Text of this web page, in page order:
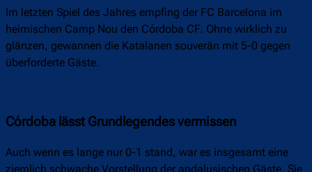
Im letzten Spiel des Jahres empfing der FC Barcelona im
heimischen Camp Nou den Córdoba CF. Ohne wirklich zu
glänzen, gewannen die Katalanen souverän mit 5-0 gegen
überforderte Gäste.
Córdoba lässt Grundlegendes vermissen
Auch wenn es lange nur 0-1 stand, war es insgesamt eine
ziemlich schwache Vorstellung der andalusischen Gäste. Sie